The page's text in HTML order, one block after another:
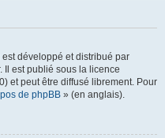
développé et distribué par
Il est publié sous la licence
et peut être diffusé librement. Pour
de phpBB » (en anglais).